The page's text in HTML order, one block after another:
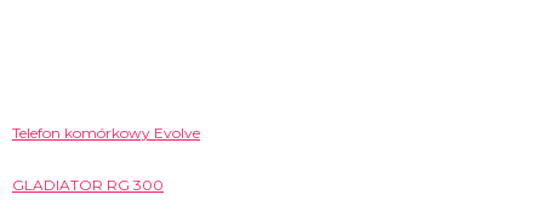
Telefon komórkowy Evolve
GLADIATOR RG 300